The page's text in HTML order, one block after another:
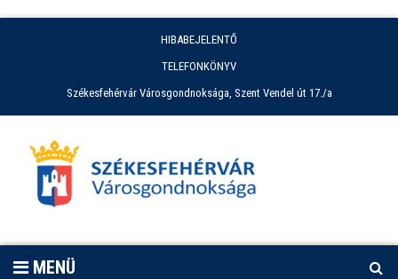
HIBABEJELENTŐ
TELEFONKÖNYV
Székesfehérvár Városgondnoksága, Szent Vendel út 17./a
MENÜ